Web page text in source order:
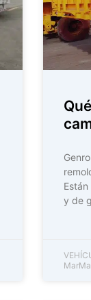
y de